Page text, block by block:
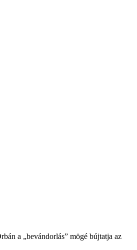
a „bevándorlás” mögé bújtatja az